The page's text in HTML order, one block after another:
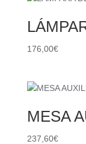
176,00€
MESA
237,60€